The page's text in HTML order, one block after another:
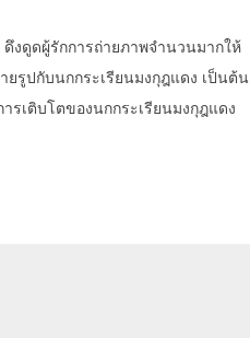
งดูดผู้รักการถ่ายภาพจำนวนมากให้
ยรูปกับนกกระเรียนมงกุฎแดง เป็นต้น
เติบโตของนกกระเรียนมงกุฎแดง